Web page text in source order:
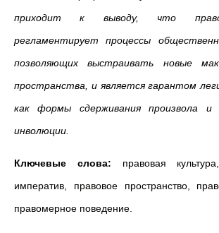
приходит к выводу, что
регламентирует процессы
позволяющих выстраивать новые
пространства, и является гарантом
как формы сдерживания произвола и
инволюции.
Ключевые слова: правовая
императив, правовое пространство,
правомерное поведение.